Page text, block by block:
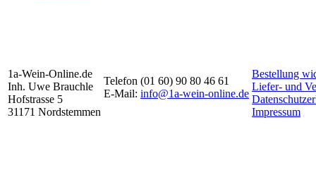
1a-Wein-Online.de
Inh. Uwe Brauchle
Hofstrasse 5
31171 Nordstemmen
Telefon (01 60) 90 80 46 61
E-Mail: info@1a-wein-online.de
Bestellung
Liefer- und
Impressum